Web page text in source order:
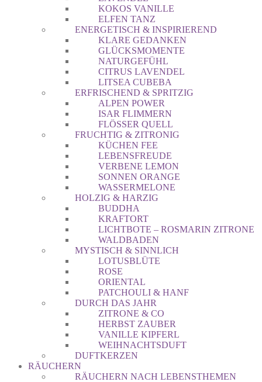
KOKOS VANILLE
ELFEN TANZ
ENERGETISCH & INSPIRIEREND
KLARE GEDANKEN
GLÜCKSMOMENTE
NATURGEFÜHL
CITRUS LAVENDEL
LITSEA CUBEBA
ERFRISCHEND & SPRITZIG
ALPEN POWER
ISAR FLIMMERN
FLÖSSER QUELL
FRUCHTIG & ZITRONIG
KÜCHEN FEE
LEBENSFREUDE
VERBENE LEMON
SONNEN ORANGE
WASSERMELONE
HOLZIG & HARZIG
BUDDHA
KRAFTORT
LICHTBOTE – ROSMARIN ZITRONE
WALDBADEN
MYSTISCH & SINNLICH
LOTUSBLÜTE
ROSE
ORIENTAL
PATCHOULI & HANF
DURCH DAS JAHR
ZITRONE & CO
HERBST ZAUBER
VANILLE KIPFERL
WEIHNACHTSDUFT
DUFTKERZEN
RÄUCHERN
RÄUCHERN NACH LEBENSTHEMEN